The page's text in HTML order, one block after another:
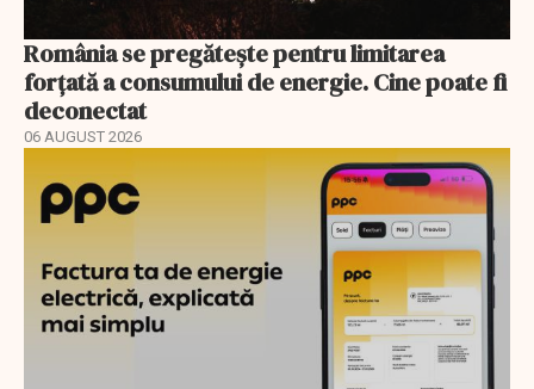
România se pregătește pentru limitarea
forțată a consumului de energie. Cine poate fi
deconectat
06 AUGUST 2026